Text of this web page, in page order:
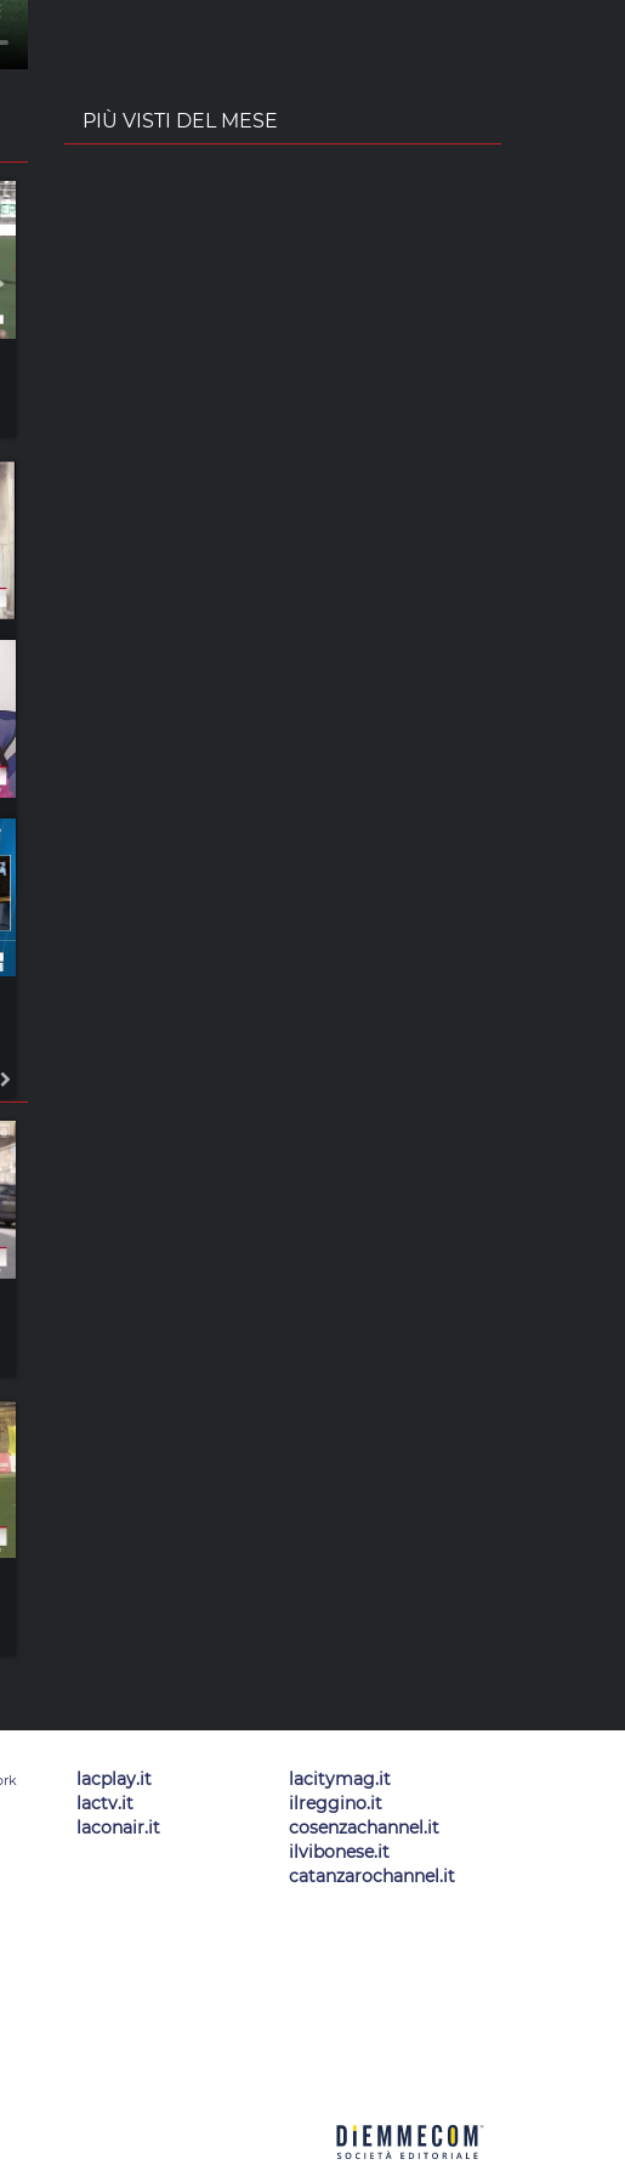
PIÙ VISTI DEL MESE
lacplay.it
lactv.it
laconair.it
lacitymag.it
ilreggino.it
cosenzachannel.it
ilvibonese.it
catanzarochannel.it